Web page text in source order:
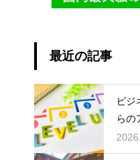
最近の記事
ビジ
らの